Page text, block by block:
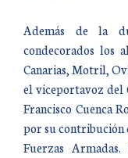
Además de la
condecorados los
Canarias, Motril,
el viceportavoz
Francisco Cuenca
por su contribución
Fuerzas